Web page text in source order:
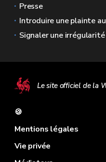
Presse
Introduire une plainte
Signaler une irrégularité
Le site officiel de la
🍪
Mentions légales
Vie privée